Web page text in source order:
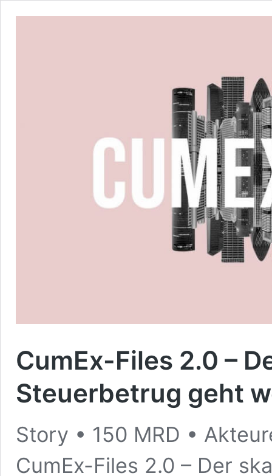
CumEx-Files 2.0 –
Steuerbetrug geht
Story • 150 MRD •
CumEx-Files 2.0 – Der